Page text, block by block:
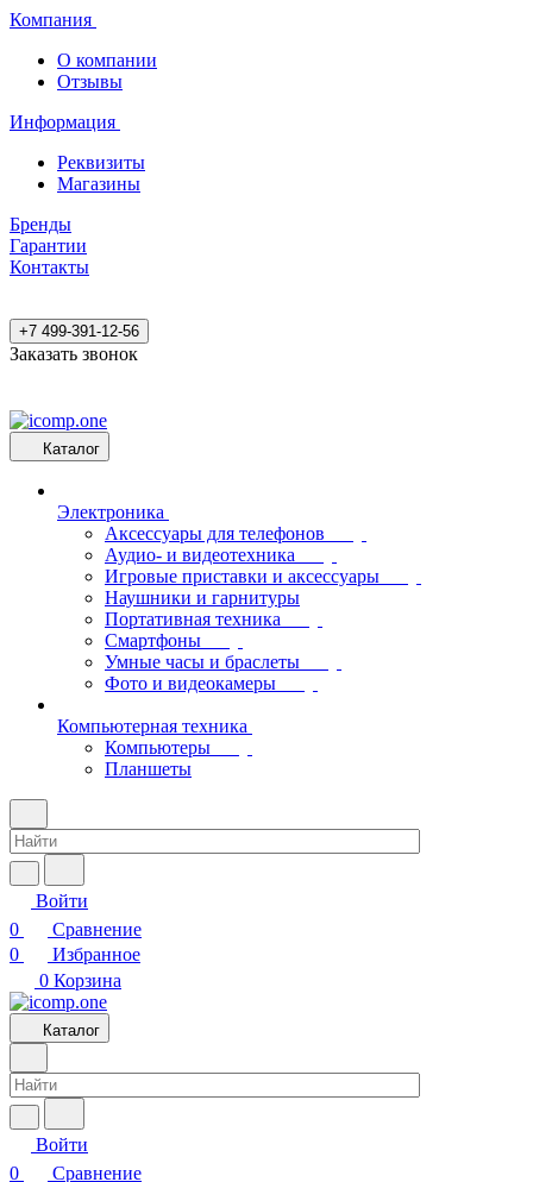
Компания
О компании
Отзывы
Информация
Реквизиты
Магазины
Бренды
Гарантии
Контакты
+7 499-391-12-56
Заказать звонок
Каталог
Электроника
Аксессуары для телефонов
Аудио- и видеотехника
Игровые приставки и аксессуары
Наушники и гарнитуры
Портативная техника
Смартфоны
Умные часы и браслеты
Фото и видеокамеры
Компьютерная техника
Компьютеры
Планшеты
Войти
0
Сравнение
0
Избранное
0 Корзина
Каталог
Войти
0
Сравнение